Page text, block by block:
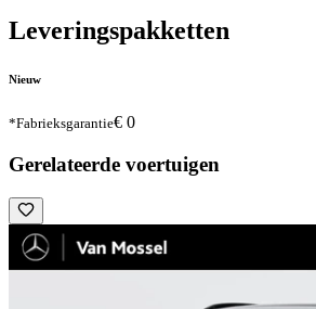
Leveringspakketten
Nieuw
*Fabrieksgarantie€ 0
Gerelateerde voertuigen